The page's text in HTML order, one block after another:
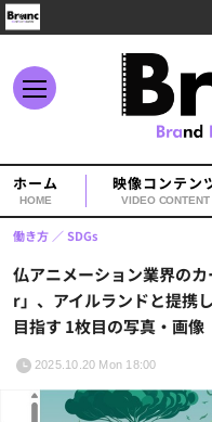
ホーム
HOME
映像コンテン
VIDEO CONTENT
仏アニメーション業界の
r」、アイルランドと提携
目指す 1枚目の写真・画像
働き方 SDGs
2025.10.20 Mon 18:00